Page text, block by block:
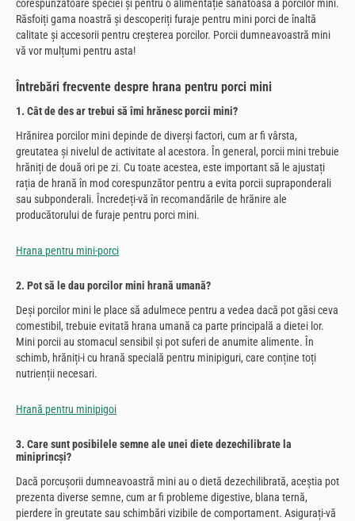
corespunzătoare speciei și pentru o alimentație sănătoasă a porcilor mini.
Răsfoiți gama noastră și descoperiți furaje pentru mini porci de înaltă
calitate și accesorii pentru creșterea porcilor. Porcii dumneavoastră mini
vă vor mulțumi pentru asta!
Întrebări frecvente despre hrana pentru porci mini
1. Cât de des ar trebui să îmi hrănesc porcii mini?
Hrănirea porcilor mini depinde de diverși factori, cum ar fi vârsta,
greutatea și nivelul de activitate al acestora. În general, porcii mini trebuie
hrăniți de două ori pe zi. Cu toate acestea, este important să le ajustați
rația de hrană în mod corespunzător pentru a evita porcii supraponderali
sau subponderali. Încredeți-vă în recomandările de hrănire ale
producătorului de furaje pentru porci mini.
Hrana pentru mini-porci
2. Pot să le dau porcilor mini hrană umană?
Deși porcilor mini le place să adulmece pentru a vedea dacă pot găsi ceva
comestibil, trebuie evitată hrana umană ca parte principală a dietei lor.
Mini porcii au stomacul sensibil și pot suferi de anumite alimente. În
schimb, hrăniți-i cu hrană specială pentru minipiguri, care conține toți
nutrienții necesari.
Hrană pentru minipigoi
3. Care sunt posibilele semne ale unei diete dezechilibrate la
miniprincși?
Dacă porcușorii dumneavoastră mini au o dietă dezechilibrată, aceștia pot
prezenta diverse semne, cum ar fi probleme digestive, blana ternă,
pierdere în greutate sau schimbări vizibile de comportament. Asigurați-vă